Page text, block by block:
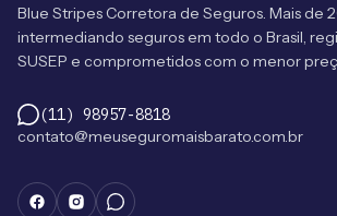
Blue Stripes Corretora de Seguros. Mais de
intermediando seguros em todo o Brasil,
SUSEP e comprometidos com o menor
(11) 98957-8818
contato@meuseguromaisbarato.com.br